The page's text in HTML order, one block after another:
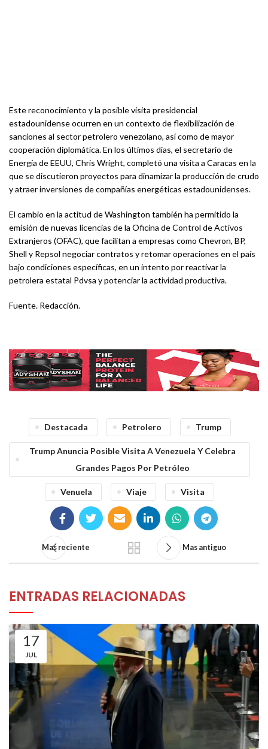
Este reconocimiento y la posible visita presidencial
estadounidense ocurren en un contexto de flexibilización de
sanciones al sector petrolero venezolano, así como de mayor
cooperación diplomática. En los últimos días, el secretario de
Energía de EEUU, Chris Wright, completó una visita a Caracas en la
que se discutieron proyectos para dinamizar la producción de crudo
y atraer inversiones de compañías energéticas estadounidenses.
El cambio en la actitud de Washington también ha permitido la
emisión de nuevas licencias de la Oficina de Control de Activos
Extranjeros (OFAC), que facilitan a empresas como Chevron, BP,
Shell y Repsol negociar contratos y retomar operaciones en el país
bajo condiciones específicas, en un intento por reactivar la
petrolera estatal Pdvsa y potenciar la actividad productiva.
Fuente. Redacción.
Destacada Petrolero Trump
Trump Anuncia Posible Visita A Venezuela Y Celebra
Grandes Pagos Por Petróleo
Venuela Viaje Visita
Mas reciente Mas antiguo
ENTRADAS RELACIONADAS
17
JUL